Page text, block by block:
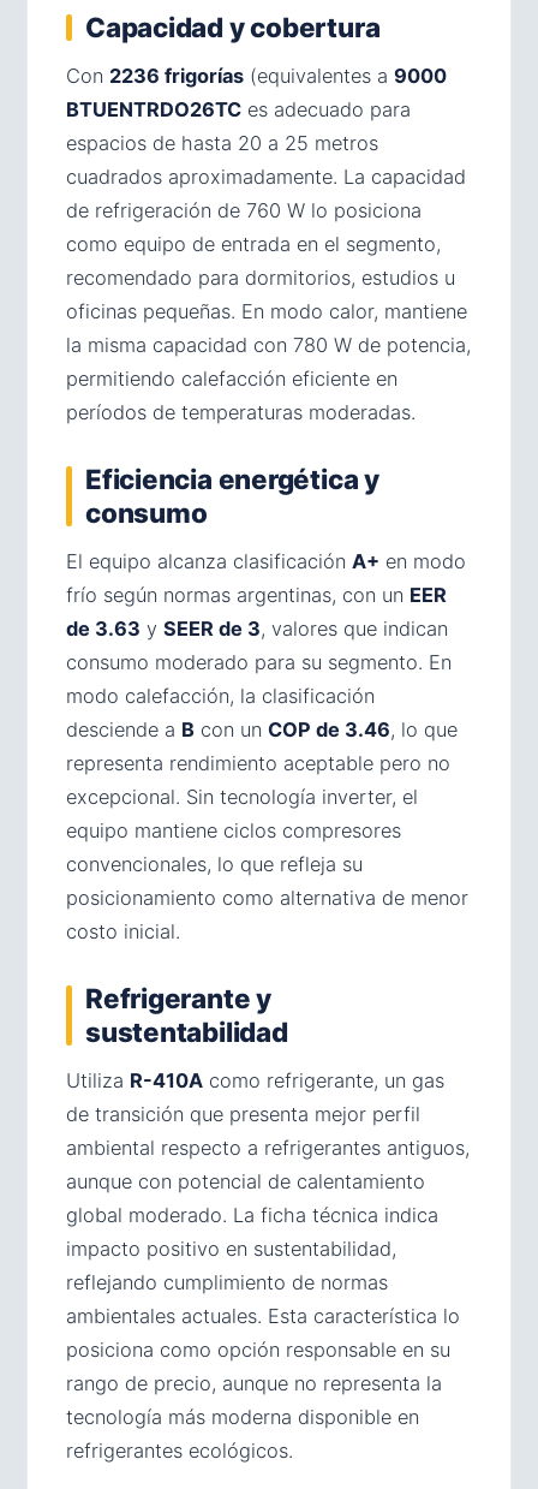
Capacidad y cobertura
Con 2236 frigorías (equivalentes a 9000
BTUENTRDO26TC es adecuado para
espacios de hasta 20 a 25 metros
cuadrados aproximadamente. La capacidad
de refrigeración de 760 W lo posiciona
como equipo de entrada en el segmento,
recomendado para dormitorios, estudios u
oficinas pequeñas. En modo calor, mantiene
la misma capacidad con 780 W de potencia,
permitiendo calefacción eficiente en
períodos de temperaturas moderadas.
Eficiencia energética y
consumo
El equipo alcanza clasificación A+ en modo
frío según normas argentinas, con un EER
de 3.63 y SEER de 3, valores que indican
consumo moderado para su segmento. En
modo calefacción, la clasificación
desciende a B con un COP de 3.46, lo que
representa rendimiento aceptable pero no
excepcional. Sin tecnología inverter, el
equipo mantiene ciclos compresores
convencionales, lo que refleja su
posicionamiento como alternativa de menor
costo inicial.
Refrigerante y
sustentabilidad
Utiliza R-410A como refrigerante, un gas
de transición que presenta mejor perfil
ambiental respecto a refrigerantes antiguos,
aunque con potencial de calentamiento
global moderado. La ficha técnica indica
impacto positivo en sustentabilidad,
reflejando cumplimiento de normas
ambientales actuales. Esta característica lo
posiciona como opción responsable en su
rango de precio, aunque no representa la
tecnología más moderna disponible en
refrigerantes ecológicos.